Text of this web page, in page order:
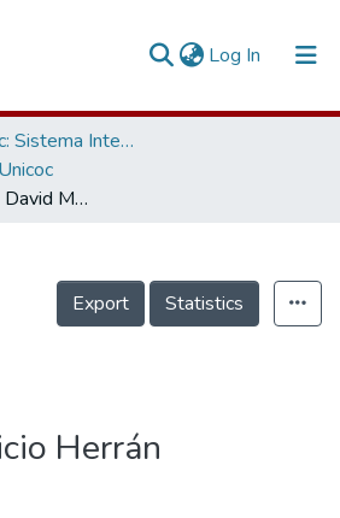
Log In (current)
1. SII-Unicoc: Sistema Integrado de Investigación
Herrán Fernández, David Mauricio
Export Statistics
Herrán